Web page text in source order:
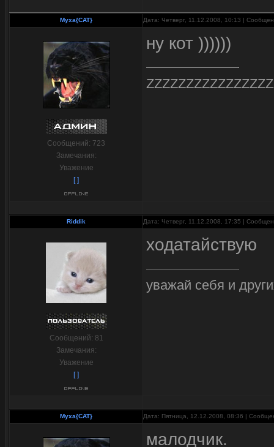
Myxa{CAT} Дата: Четверг, 11.12.2008, 10:13 |
Сообщений: 723
Замечания:
Уважение
[ ]
ну кот ))))))
Riddik Дата: Четверг, 11.12.2008, 17:35 |
Сообщений: 81
Замечания:
Уважение
[ ]
ходатайствую
уважай себя и
Myxa{CAT} Дата: Пятница, 12.12.2008, 08:36 |
малодчик.